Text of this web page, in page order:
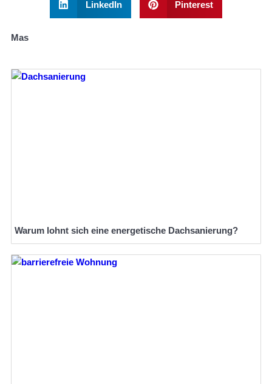
LinkedIn Pinterest
Mas
Warum lohnt sich eine energetische Dachsanierung?